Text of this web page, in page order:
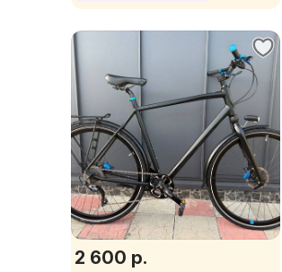
2 600 р.